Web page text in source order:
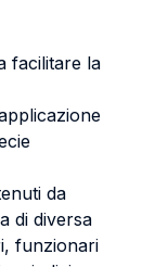
facilitare la
da
di diversa
funzionari